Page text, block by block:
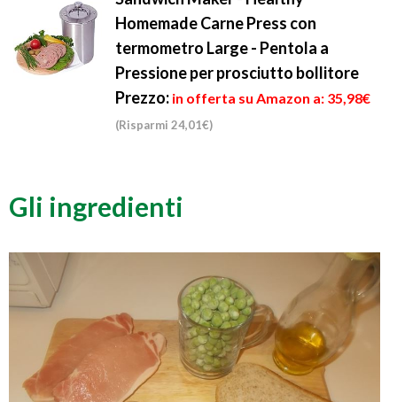
Homemade Carne Press con
termometro Large - Pentola a
Pressione per prosciutto bollitore
Prezzo: in offerta su Amazon a: 35,98€
(Risparmi 24,01€)
Gli ingredienti